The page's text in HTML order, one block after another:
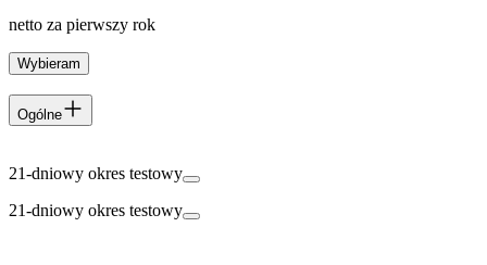
netto za pierwszy rok
Wybieram
Ogólne
21-dniowy okres testowy
21-dniowy okres testowy